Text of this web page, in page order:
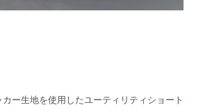
ー生地を使用したユーティリティショート